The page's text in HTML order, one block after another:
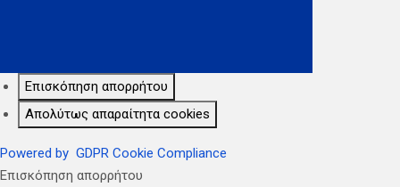
Επισκόπηση απορρήτου
Απολύτως απαραίτητα cookies
Powered by GDPR Cookie Compliance
Επισκόπηση απορρήτου